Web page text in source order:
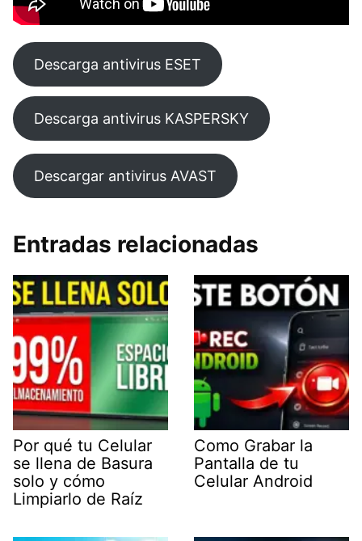
Descarga antivirus ESET
Descarga antivirus KASPERSKY
Descargar antivirus AVAST
Entradas relacionadas
Por qué tu Celular
se llena de Basura
solo y cómo
Limpiarlo de Raíz
Como Grabar la
Pantalla de tu
Celular Android